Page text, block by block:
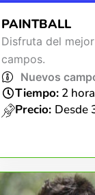
PAINTBALL
Disfruta del
campos.
Nuevos
Tiempo: 2
Precio: Desde